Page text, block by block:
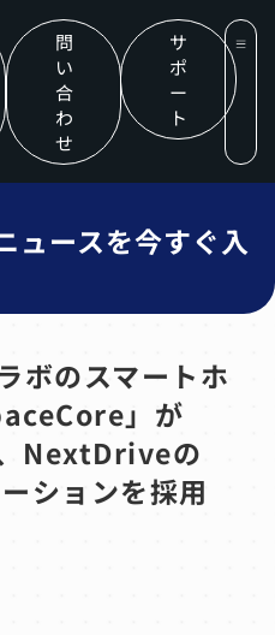
問
い
合
わ
せ
サ
ポ
ー
ト
ースを今すぐ入
ボのスマートホ
」が
NextDriveの
ションを採用